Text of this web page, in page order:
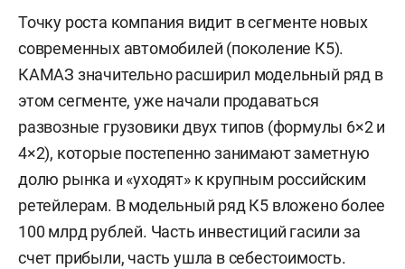
Точку роста компания видит в сегменте новых
современных автомобилей (поколение К5).
КАМАЗ значительно расширил модельный ряд в
этом сегменте, уже начали продаваться
развозные грузовики двух типов (формулы 6×2 и
4×2), которые постепенно занимают заметную
долю рынка и «уходят» к крупным российским
ретейлерам. В модельный ряд К5 вложено более
100 млрд рублей. Часть инвестиций гасили за
счет прибыли, часть ушла в себестоимость.